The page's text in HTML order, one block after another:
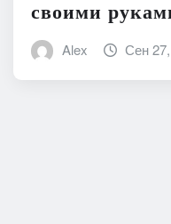
своими
Alex Сен